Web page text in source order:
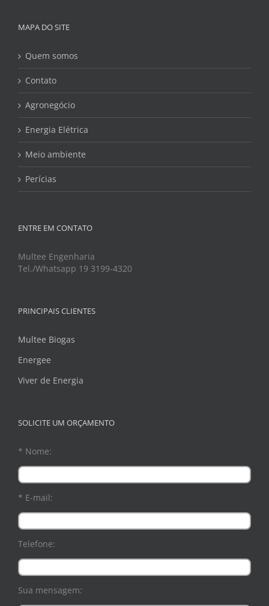
MAPA DO SITE
Quem somos
Contato
Agronegócio
Energia Elétrica
Meio ambiente
Perícias
ENTRE EM CONTATO
Multee Engenharia
Tel./Whatsapp 19 3199-4320
PRINCIPAIS CLIENTES
Multee Biogas
Energee
Viver de Energia
SOLICITE UM ORÇAMENTO
* Nome:
* E-mail:
Telefone:
Sua mensagem: